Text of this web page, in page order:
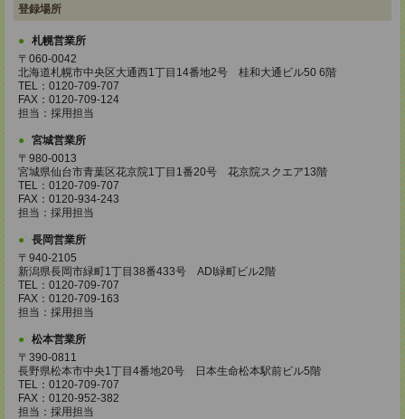
登録場所
札幌営業所
〒060-0042
北海道札幌市中央区大通西1丁目14番地2号 桂和大通ビル50 6階
TEL：0120-709-707
FAX：0120-709-124
担当：採用担当
宮城営業所
〒980-0013
宮城県仙台市青葉区花京院1丁目1番20号 花京院スクエア13階
TEL：0120-709-707
FAX：0120-934-243
担当：採用担当
長岡営業所
〒940-2105
新潟県長岡市緑町1丁目38番433号 ADI緑町ビル2階
TEL：0120-709-707
FAX：0120-709-163
担当：採用担当
松本営業所
〒390-0811
長野県松本市中央1丁目4番地20号 日本生命松本駅前ビル5階
TEL：0120-709-707
FAX：0120-952-382
担当：採用担当